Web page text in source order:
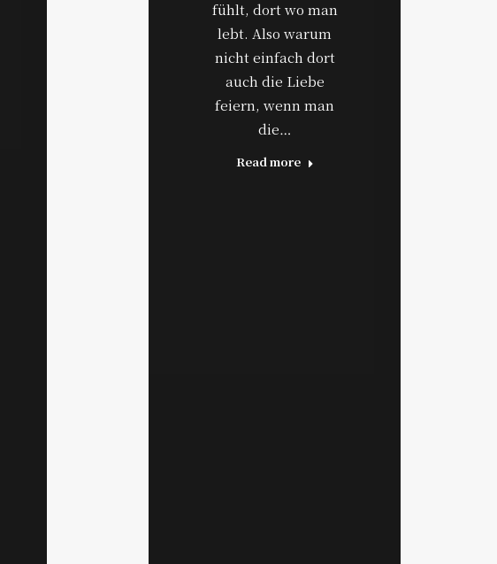
fühlt, dort wo man
lebt. Also warum
nicht einfach dort
auch die Liebe
feiern, wenn man
die…
Read more